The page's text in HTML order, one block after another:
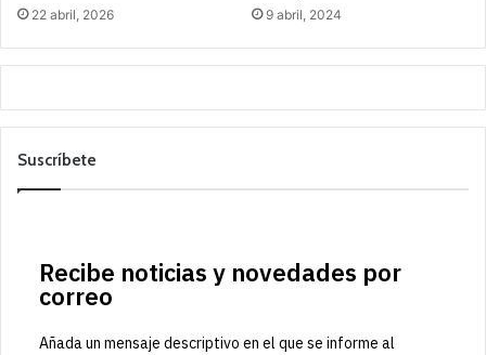
22 abril, 2026 9 abril, 2024
Suscríbete
Recibe noticias y novedades por
correo
Añada un mensaje descriptivo en el que se informe al